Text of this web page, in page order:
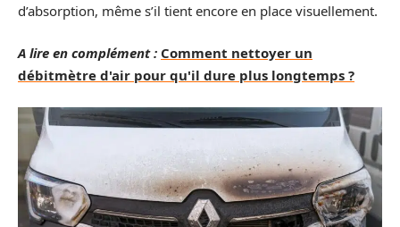
d’absorption, même s’il tient encore en place visuellement.
A lire en complément : Comment nettoyer un
débitmètre d'air pour qu'il dure plus longtemps ?